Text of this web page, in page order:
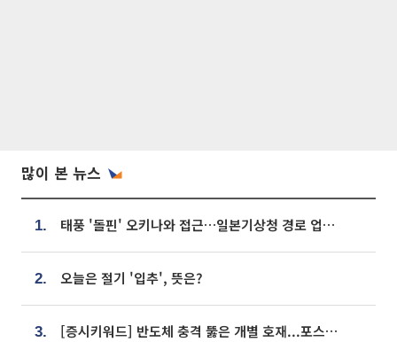
많이 본 뉴스
1. 태풍 '돌핀' 오키나와 접근…일본기상청 경로 업데이트
2. 오늘은 절기 '입추', 뜻은?
3. [증시키워드] 반도체 충격 뚫은 개별 호재...포스코퓨처엠·에코프로·한화솔루션 '눈길'